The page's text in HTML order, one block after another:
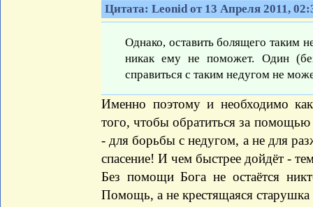
Цитата: Leonid от 13 Апреля 2011,
Однако, оставить болящего таким
никак ему не поможет. Один
справиться с таким недугом не
Именно поэтому и необходимо
того, чтобы обратиться за
- для борьбы с недугом, а не для
спасение! И чем быстрее дойдёт -
Без помощи Бога не остаётся
Помощь, а не крестящаяся